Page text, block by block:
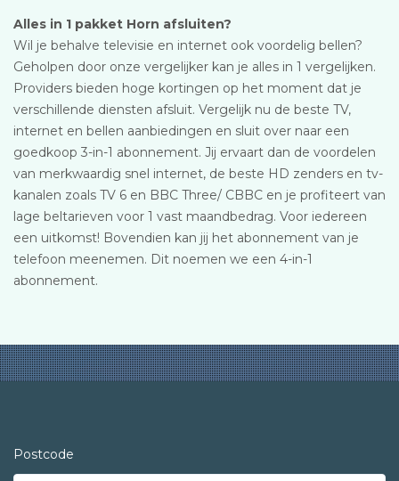
Alles in 1 pakket Horn afsluiten?
Wil je behalve televisie en internet ook voordelig bellen?
Geholpen door onze vergelijker kan je alles in 1 vergelijken.
Providers bieden hoge kortingen op het moment dat je
verschillende diensten afsluit. Vergelijk nu de beste TV,
internet en bellen aanbiedingen en sluit over naar een
goedkoop 3-in-1 abonnement. Jij ervaart dan de voordelen
van merkwaardig snel internet, de beste HD zenders en tv-
kanalen zoals TV 6 en BBC Three/ CBBC en je profiteert van
lage beltarieven voor 1 vast maandbedrag. Voor iedereen
een uitkomst! Bovendien kan jij het abonnement van je
telefoon meenemen. Dit noemen we een 4-in-1
abonnement.
Postcode